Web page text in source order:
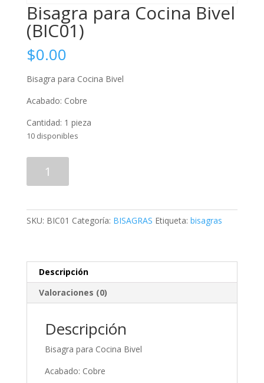
Bisagra para Cocina Bivel
(BIC01)
$0.00
Bisagra para Cocina Bivel
Acabado: Cobre
Cantidad: 1 pieza
10 disponibles
(BIC01)
SKU: BIC01 Categoría: BISAGRAS Etiqueta: bisagras
Descripción
Valoraciones (0)
Descripción
Bisagra para Cocina Bivel
Acabado: Cobre